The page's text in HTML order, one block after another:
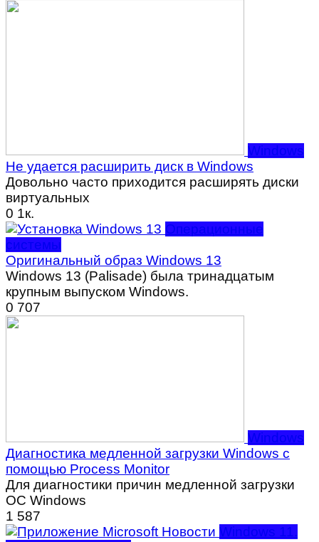
Windows
Не удается расширить диск в Windows
Довольно часто приходится расширять диски
виртуальных
0 1к.
Операционные
системы
Оригинальный образ Windows 13
Windows 13 (Palisade) была тринадцатым
крупным выпуском Windows.
0 707
Windows
Диагностика медленной загрузки Windows с
помощью Process Monitor
Для диагностики причин медленной загрузки
ОС Windows
1 587
Windows 11.